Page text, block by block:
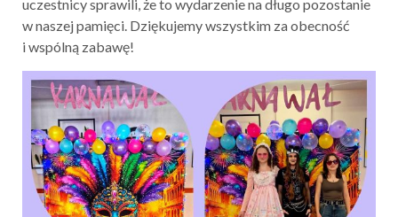
uczestnicy sprawili, że to wydarzenie na długo pozostanie
w naszej pamięci. Dziękujemy wszystkim za obecność
i wspólną zabawę!